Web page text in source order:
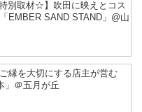
別取材☆】吹田に映えとコス
EMBER SAND STAND」@山
縁を大切にする店主が営む
」＠五月が丘